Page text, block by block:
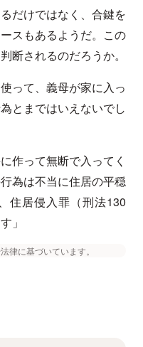
だけではなく、合鍵を
スもあるようだ。この
断されるのだろうか。
って、義母が家に入っ
とまではいえないでし
作って無断で入ってく
為は不当に住居の平穏
住居侵入罪（刑法130
」
律に基づいています。